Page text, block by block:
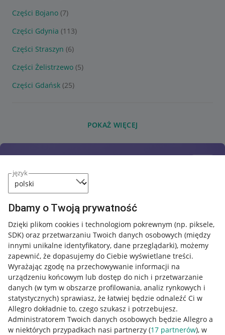
język
Dbamy o Twoją prywatność
Dzięki plikom cookies i technologiom pokrewnym (np. piksele,
SDK) oraz przetwarzaniu Twoich danych osobowych (między
innymi unikalne identyfikatory, dane przeglądarki), możemy
zapewnić, że dopasujemy do Ciebie wyświetlane treści.
Wyrażając zgodę na przechowywanie informacji na
urządzeniu końcowym lub dostęp do nich i przetwarzanie
danych (w tym w obszarze profilowania, analiz rynkowych i
statystycznych) sprawiasz, że łatwiej będzie odnaleźć Ci w
Allegro dokładnie to, czego szukasz i potrzebujesz.
Administratorem Twoich danych osobowych będzie Allegro a
w niektórych przypadkach nasi partnerzy (17 partnerów), w
Części Bojano (7)
Części Gdynia (113)
Części Straszyn (6)
Części Żelistrzewo (5)
Części Gdańsk (25)
POKAŻ WIĘCEJ